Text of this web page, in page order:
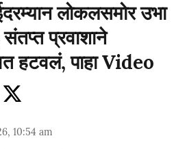
लोकलसमोर उभा
प्रवाशाने
हटवलं, पाहा Video
10:54 am